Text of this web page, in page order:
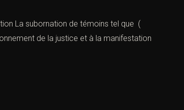
La subornation de témoins tel que (
de la justice et à la manifestation